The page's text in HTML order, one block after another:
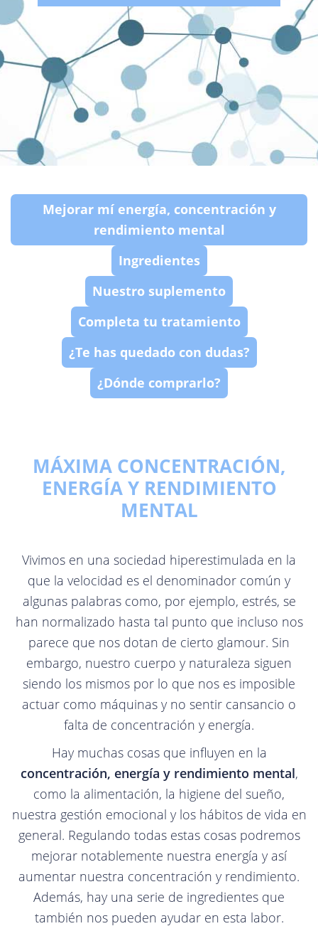
Detox
Salud Osteomuscular
Salud Digestiva
Defensas
Pediatrics
Oliovita Protect
Conócenos
Mejorar mí energía, concentración y
rendimiento mental
Ingredientes
Nuestro suplemento
Completa tu tratamiento
¿Te has quedado con dudas?
¿Dónde comprarlo?
MÁXIMA CONCENTRACIÓN,
ENERGÍA Y RENDIMIENTO
MENTAL
Vivimos en una sociedad hiperestimulada en la
que la velocidad es el denominador común y
algunas palabras como, por ejemplo, estrés, se
han normalizado hasta tal punto que incluso nos
parece que nos dotan de cierto glamour. Sin
embargo, nuestro cuerpo y naturaleza siguen
siendo los mismos por lo que nos es imposible
actuar como máquinas y no sentir cansancio o
falta de concentración y energía.
Hay muchas cosas que influyen en la
concentración, energía y rendimiento mental,
como la alimentación, la higiene del sueño,
nuestra gestión emocional y los hábitos de vida en
general. Regulando todas estas cosas podremos
mejorar notablemente nuestra energía y así
aumentar nuestra concentración y rendimiento.
Además, hay una serie de ingredientes que
también nos pueden ayudar en esta labor.